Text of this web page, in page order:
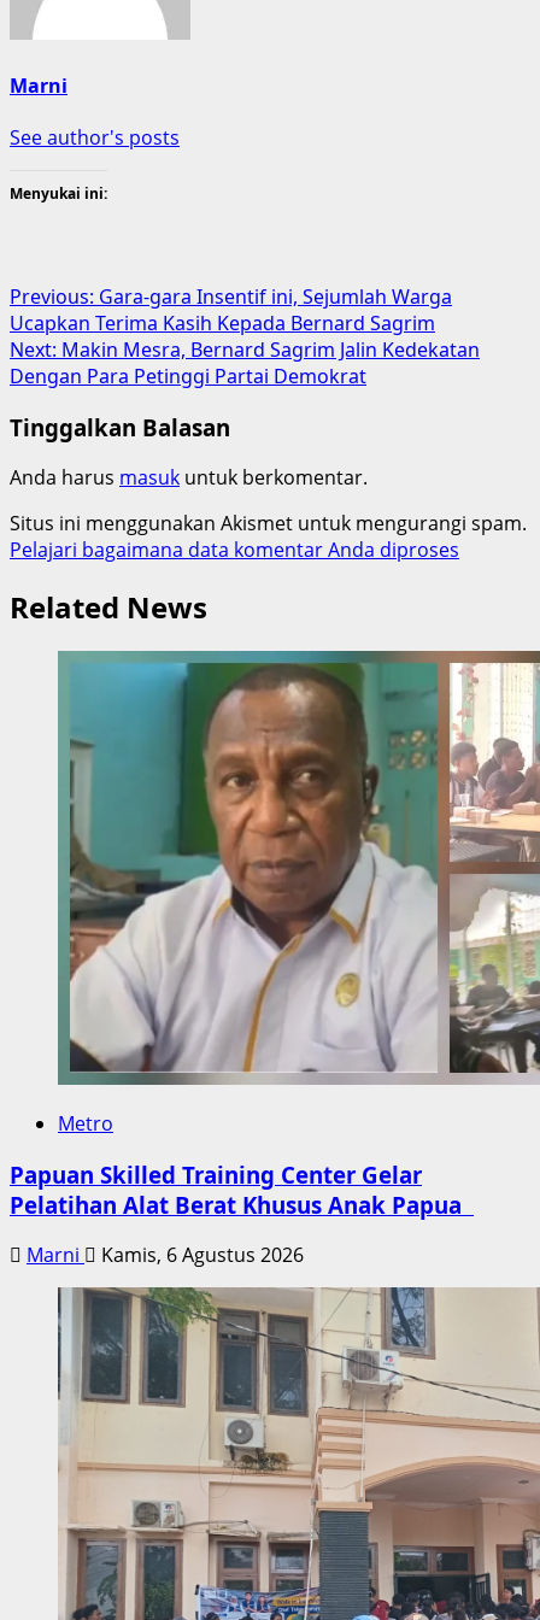
Marni
See author's posts
Menyukai ini:
Post
navigation
Previous: Gara-gara Insentif ini, Sejumlah Warga
Ucapkan Terima Kasih Kepada Bernard Sagrim
Next: Makin Mesra, Bernard Sagrim Jalin Kedekatan
Dengan Para Petinggi Partai Demokrat
Tinggalkan Balasan
Anda harus masuk untuk berkomentar.
Situs ini menggunakan Akismet untuk mengurangi spam.
Pelajari bagaimana data komentar Anda diproses
Related News
Metro
Papuan Skilled Training Center Gelar
Pelatihan Alat Berat Khusus Anak Papua
Marni Kamis, 6 Agustus 2026